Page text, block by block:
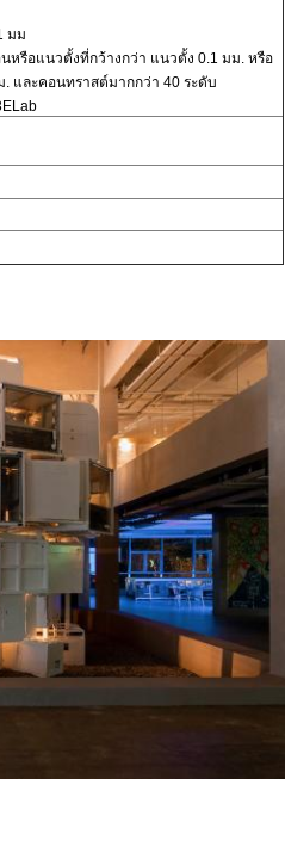
มม
หรือแนวตั้งที่กว้างกว่า แนวตั้ง 0.1 มม. หรือ
และคอนทราสต์มากกว่า 40 ระดับ